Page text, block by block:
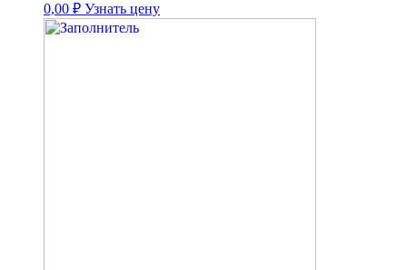
0,00 ₽ Узнать цену